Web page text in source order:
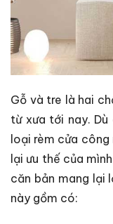
Gỗ và tre là hai
từ xưa tới nay.
loại rèm cửa công
lại ưu thế của
căn bản mang lại
này gồm có: